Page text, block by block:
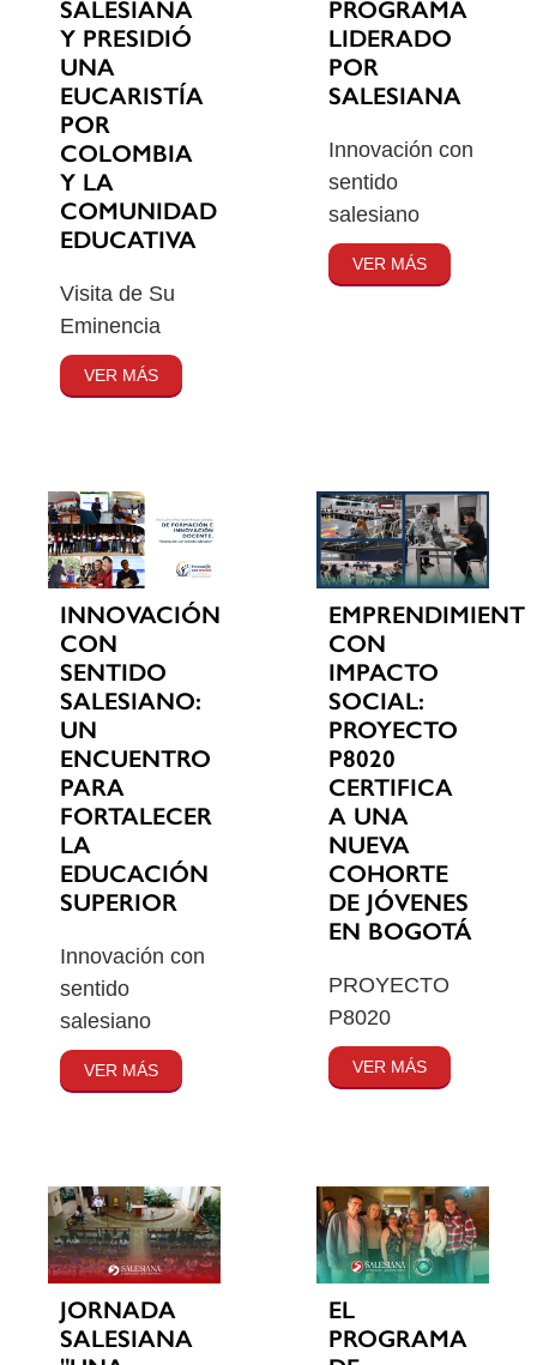
SALESIANA
Y PRESIDIÓ
UNA
EUCARISTÍA
POR
COLOMBIA
Y LA
COMUNIDAD
EDUCATIVA
Visita de Su
Eminencia
VER MÁS
PROGRAMA
LIDERADO
POR
SALESIANA
Innovación con
sentido
salesiano
VER MÁS
INNOVACIÓN
CON
SENTIDO
SALESIANO:
UN
ENCUENTRO
PARA
FORTALECER
LA
EDUCACIÓN
SUPERIOR
Innovación con
sentido
salesiano
VER MÁS
CON
IMPACTO
SOCIAL:
PROYECTO
P8020
CERTIFICA
A UNA
NUEVA
COHORTE
DE JÓVENES
EN BOGOTÁ
PROYECTO
P8020
VER MÁS
JORNADA
SALESIANA
EL
PROGRAMA